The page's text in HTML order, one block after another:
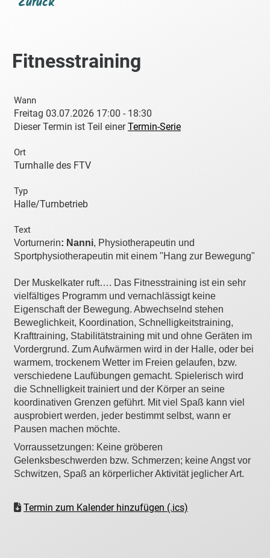
Fitnesstraining
Wann
Freitag 03.07.2026 17:00 - 18:30
Dieser Termin ist Teil einerTermin-Serie
Ort
Turnhalle des FTV
Typ
Halle/Turnbetrieb
Text
Vorturnerin: Nanni, Physiotherapeutin und
Sportphysiotherapeutin mit einem "Hang zur Bewegung"
Der Muskelkater ruft…. Das Fitnesstraining ist ein sehr
vielfältiges Programm und vernachlässigt keine
Eigenschaft der Bewegung. Abwechselnd stehen
Beweglichkeit, Koordination, Schnelligkeitstraining,
Krafttraining, Stabilitätstraining mit und ohne Geräten im
Vordergrund. Zum Aufwärmen wird in der Halle, oder bei
warmem, trockenem Wetter im Freien gelaufen, bzw.
verschiedene Laufübungen gemacht. Spielerisch wird
die Schnelligkeit trainiert und der Körper an seine
koordinativen Grenzen geführt. Mit viel Spaß kann viel
ausprobiert werden, jeder bestimmt selbst, wann er
Pausen machen möchte.
Vorraussetzungen: Keine gröberen
Gelenksbeschwerden bzw. Schmerzen; keine Angst vor
Schwitzen, Spaß an körperlicher Aktivität jeglicher Art.
Termin zum Kalender hinzufügen (.ics)